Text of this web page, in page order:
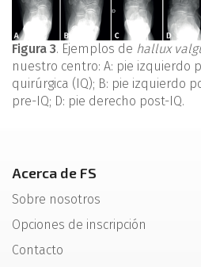
Figura 3. Ejemplos de hallux
nuestro centro: A: pie izquierdo
quirúrgica (IQ); B: pie izquierdo
pre-IQ; D: pie derecho post-IQ.
Acerca de FS
Sobre nosotros
Opciones de inscripción
Contacto